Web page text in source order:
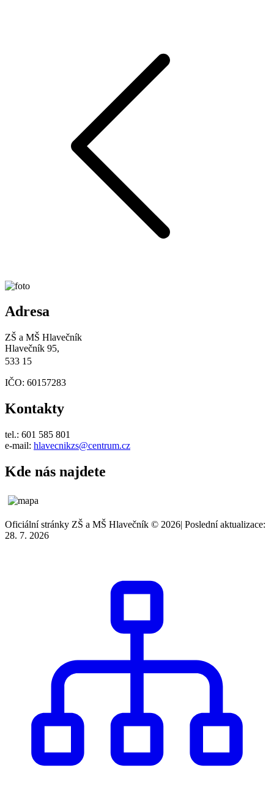
Adresa
ZŠ a MŠ Hlavečník
Hlavečník 95,
533 15
IČO: 60157283
Kontakty
tel.: 601 585 801
e-mail: hlavecnikzs@centrum.cz
Kde nás najdete
Oficiální stránky ZŠ a MŠ Hlavečník © 2026| Poslední aktualizace:
28. 7. 2026